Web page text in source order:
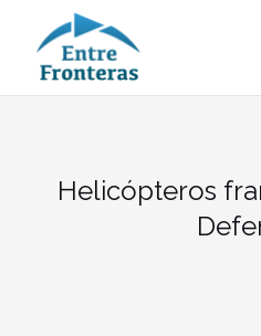
contenido
Helicópteros